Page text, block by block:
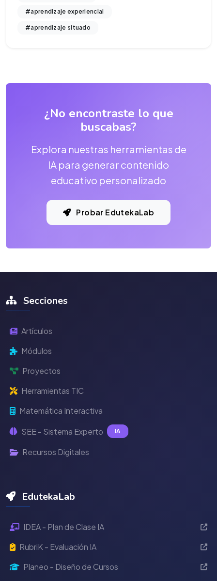
#aprendizaje experiencial
#aprendizaje situado
¿No encontraste lo que
buscabas?
Explora nuestras herramientas de
IA para generar contenido
educativo personalizado
Probar EdutekaLab
Secciones
Artículos
Módulos
Proyectos
Herramientas TIC
Matemática Interactiva
SEE - Sistema Experto IA
Recursos Digitales
EdutekaLab
IDEA - Plan de Clase IA
RubriK - Evaluación IA
Planeo - Diseño de Cursos